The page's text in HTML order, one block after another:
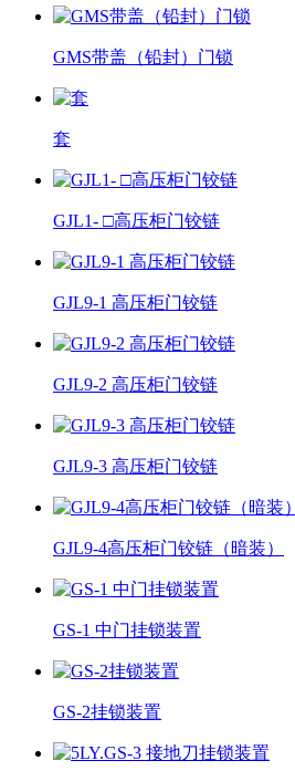
GMS带盖（铅封）门锁
套
GJL1- □高压柜门铰链
GJL9-1 高压柜门铰链
GJL9-2 高压柜门铰链
GJL9-3 高压柜门铰链
GJL9-4高压柜门铰链（暗装）
GS-1 中门挂锁装置
GS-2挂锁装置